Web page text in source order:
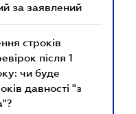
за заявлений
строків
після 1
чи буде
давності "з